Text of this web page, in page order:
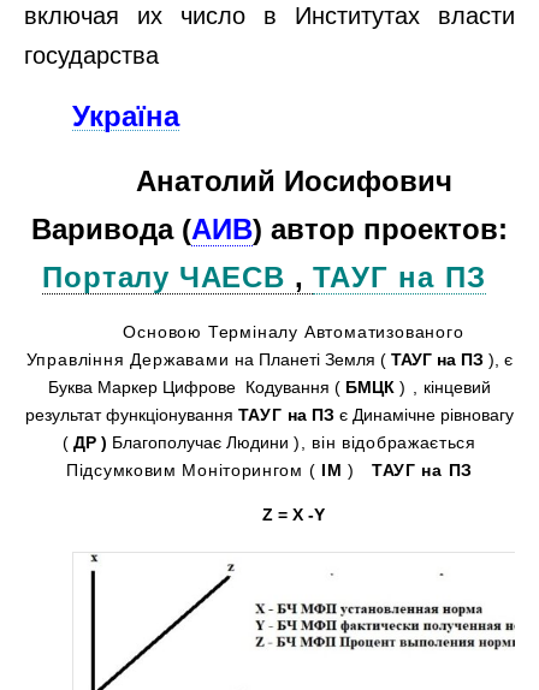
включая их число в Институтах власти
государства
Україна
Анатолий Иосифович
Варивода (АИВ) автор проектов:
Порталу ЧАЕСВ ,ТАУГ на ПЗ
Основою Терміналу Автоматизованого
Управління Державами на Планеті Земля (ТАУГ на ПЗ ), є
Буква Маркер Цифрове Кодування ( БМЦК ) , кінцевий
результат функціонування ТАУГ на ПЗ є Динамічне рівновагу
(ДР) Благополучає Людини), він відображається
Підсумковим Моніторингом ( ІМ) ТАУГ на ПЗ
Z = Х -Y